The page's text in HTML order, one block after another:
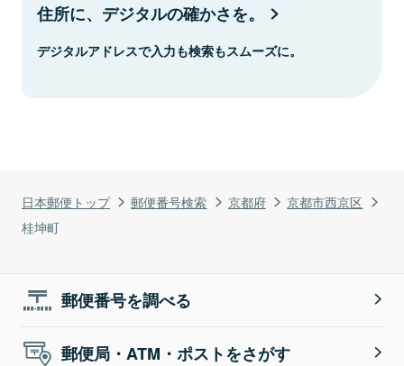
日本郵便トップ 郵便番号検索 京都府
京都市西京区
桂坤町
住所に、デジタルの確かさを。
デジタルアドレスで入力も検索もスムーズに。
郵便番号を調べる
郵便局・ATM・ポストをさがす